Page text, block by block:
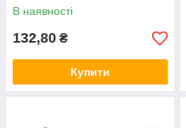
В наявності
132,80 ₴
Купити